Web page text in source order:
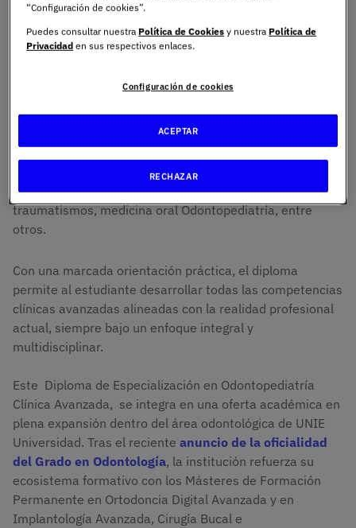
Formación especializada con enfoque clínico
comenzará su primera edición en octubre de 2026 con
una duración de 10 meses. El programa está diseñado
para profesionales que deseen profundizar en la
prevención, diagnóstico y tratamiento de pacientes
infantiles y adolescentes, incluyendo odontología del
bebe, rehabilitación neurooclusal, tratamiento de
traumatismos, medicina oral Odontopediatría, entre
otros.
Con una marcada orientación práctica, el diploma
permite al estudiante desarrollar todas las competencias
clínicas avanzadas alineadas con la realidad profesional
actual, siempre bajo un enfoque integral y
multidisciplinar.
Este Diploma de Especialización en Odontopediatría
Clínica Avanzada, se integra en una oferta académica en
plena expansión dentro del área odontológica de UNIE
Universidad. Tras el reciente anuncio de la oficialidad
del Grado en Odontología, la institución refuerza su
ecosistema formativo con los Másteres de Formación
Permanente en Ortodoncia Digital Avanzada y en
Implantología Avanzada, Cirugía Bucal e
“Configuración de cookies”.
Puedes consultar nuestra Política de Cookies y nuestra Política de
Privacidad en sus respectivos enlaces.
Configuración de cookies
RECHAZAR
ACEPTAR